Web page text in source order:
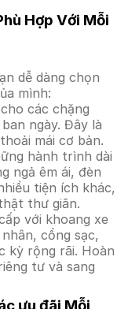
Hợp Với Mỗi
dễ dàng chọn
mình:
các chặng
ngày. Đây là
mái cơ bản.
hành trình dài
ngả êm ái, đèn
tiện ích khác,
thư giãn.
với khoang xe
cổng sạc,
kỳ rộng rãi. Hoàn
tư và sang